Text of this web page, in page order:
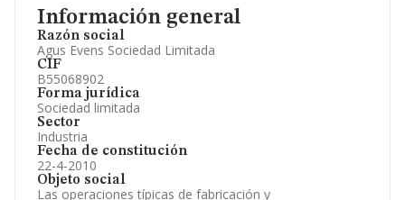
Información general
Razón social
Agus Evens Sociedad Limitada
CIF
B55068902
Forma jurídica
Sociedad limitada
Sector
Industria
Fecha de constitución
22-4-2010
Objeto social
Las operaciones típicas de fabricación y
Información oficial y registral complementaria.